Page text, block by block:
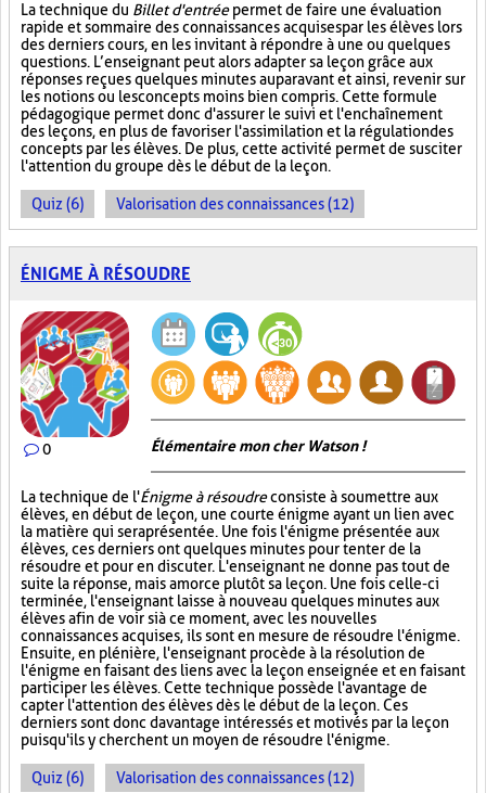
La technique du Billet d'entréepermet de faire une évaluation
rapide et sommaire des connaissances acquises par les élèves lors
des derniers cours, en les invitant à répondre à une ou quelques
questions. L’enseignant peut alors adapter sa leçon grâce aux
réponses reçues quelques minutes auparavant et ainsi, revenir sur
les notions ou les concepts moins bien compris. Cette formule
pédagogique permet donc d'assurer le suivi et l'enchaînement
des leçons, en plus de favoriser l'assimilation et la régulation des
concepts par les élèves. De plus, cette activité permet de susciter
l'attention du groupe dès le début de la leçon.
Quiz (6) Valorisation des connaissances (12)
ÉNIGME À RÉSOUDRE
0 Élémentaire mon cher Watson !
La technique de l'Énigme à résoudreconsiste à soumettre aux
élèves, en début de leçon, une courte énigme ayant un lien avec
la matière qui sera présentée. Une fois l'énigme présentée aux
élèves, ces derniers ont quelques minutes pour tenter de la
résoudre et pour en discuter. L'enseignant ne donne pas tout de
suite la réponse, mais amorce plutôt sa leçon. Une fois celle-ci
terminée, l'enseignant laisse à nouveau quelques minutes aux
élèves afin de voir si à ce moment, avec les nouvelles
connaissances acquises, ils sont en mesure de résoudre l'énigme.
Ensuite, en plénière, l'enseignant procède à la résolution de
l'énigme en faisant des liens avec la leçon enseignée et en faisant
participer les élèves. Cette technique possède l'avantage de
capter l'attention des élèves dès le début de la leçon. Ces
derniers sont donc davantage intéressés et motivés par la leçon
puisqu'ils y cherchent un moyen de résoudre l'énigme.
Quiz (6) Valorisation des connaissances (12)